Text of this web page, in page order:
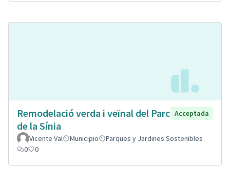
Remodelació verda i veïnal del Parc
de la Sínia
Acceptada
Vicente Val Municipio
Parques y Jardines Sostenibles
0
0